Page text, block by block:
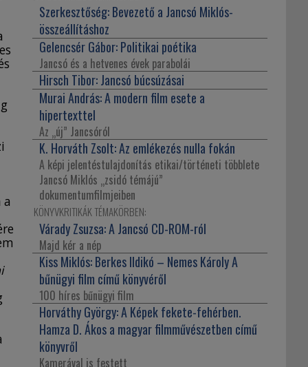
Szerkesztőség:Bevezető a Jancsó Miklós-
összeállításhoz
Gelencsér Gábor:Politikai poétika
Jancsó és a hetvenes évek parabolái
Hirsch Tibor:Jancsó búcsúzásai
Murai András:A modern film esete a
hipertexttel
Az „új” Jancsóról
K. Horváth Zsolt:Az emlékezés nulla fokán
A képi jelentéstulajdonítás etikai/történeti többlete
Jancsó Miklós „zsidó témájú”
dokumentumfilmjeiben
KÖNYVKRITIKÁK TÉMAKÖRBEN:
Várady Zsuzsa:A Jancsó CD-ROM-ról
Majd kér a nép
Kiss Miklós:Berkes Ildikó – Nemes Károly A
bűnügyi film című könyvéről
100 híres bűnügyi film
Horváthy György:A Képek fekete-fehérben.
Hamza D. Ákos a magyar filmművészetben című
könyvről
Kamerával is festett